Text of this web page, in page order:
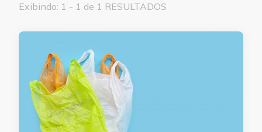
Exibindo: 1 - 1 de 1 RESULTADOS